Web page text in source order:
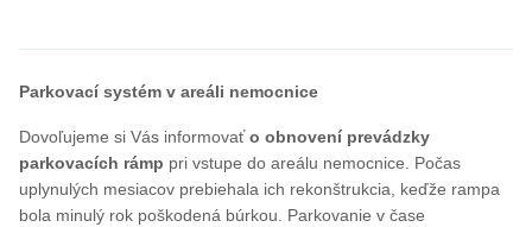
Parkovací systém v areáli nemocnice
Dovoľujeme si Vás informovaťo obnovení prevádzky
parkovacích rámp pri vstupe do areálu nemocnice. Počas
uplynulých mesiacov prebiehala ich rekonštrukcia, keďže rampa
bola minulý rok poškodená búrkou. Parkovanie v čase